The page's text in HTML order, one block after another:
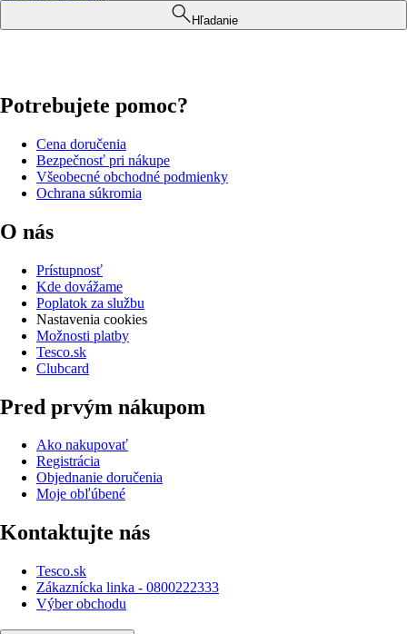
Hľadanie
Potrebujete pomoc?
Cena doručenia
Bezpečnosť pri nákupe
Všeobecné obchodné podmienky
Ochrana súkromia
O nás
Prístupnosť
Kde dovážame
Poplatok za službu
Nastavenia cookies
Možnosti platby
Tesco.sk
Clubcard
Pred prvým nákupom
Ako nakupovať
Registrácia
Objednanie doručenia
Moje obľúbené
Kontaktujte nás
Tesco.sk
Zákaznícka linka - 0800222333
Výber obchodu